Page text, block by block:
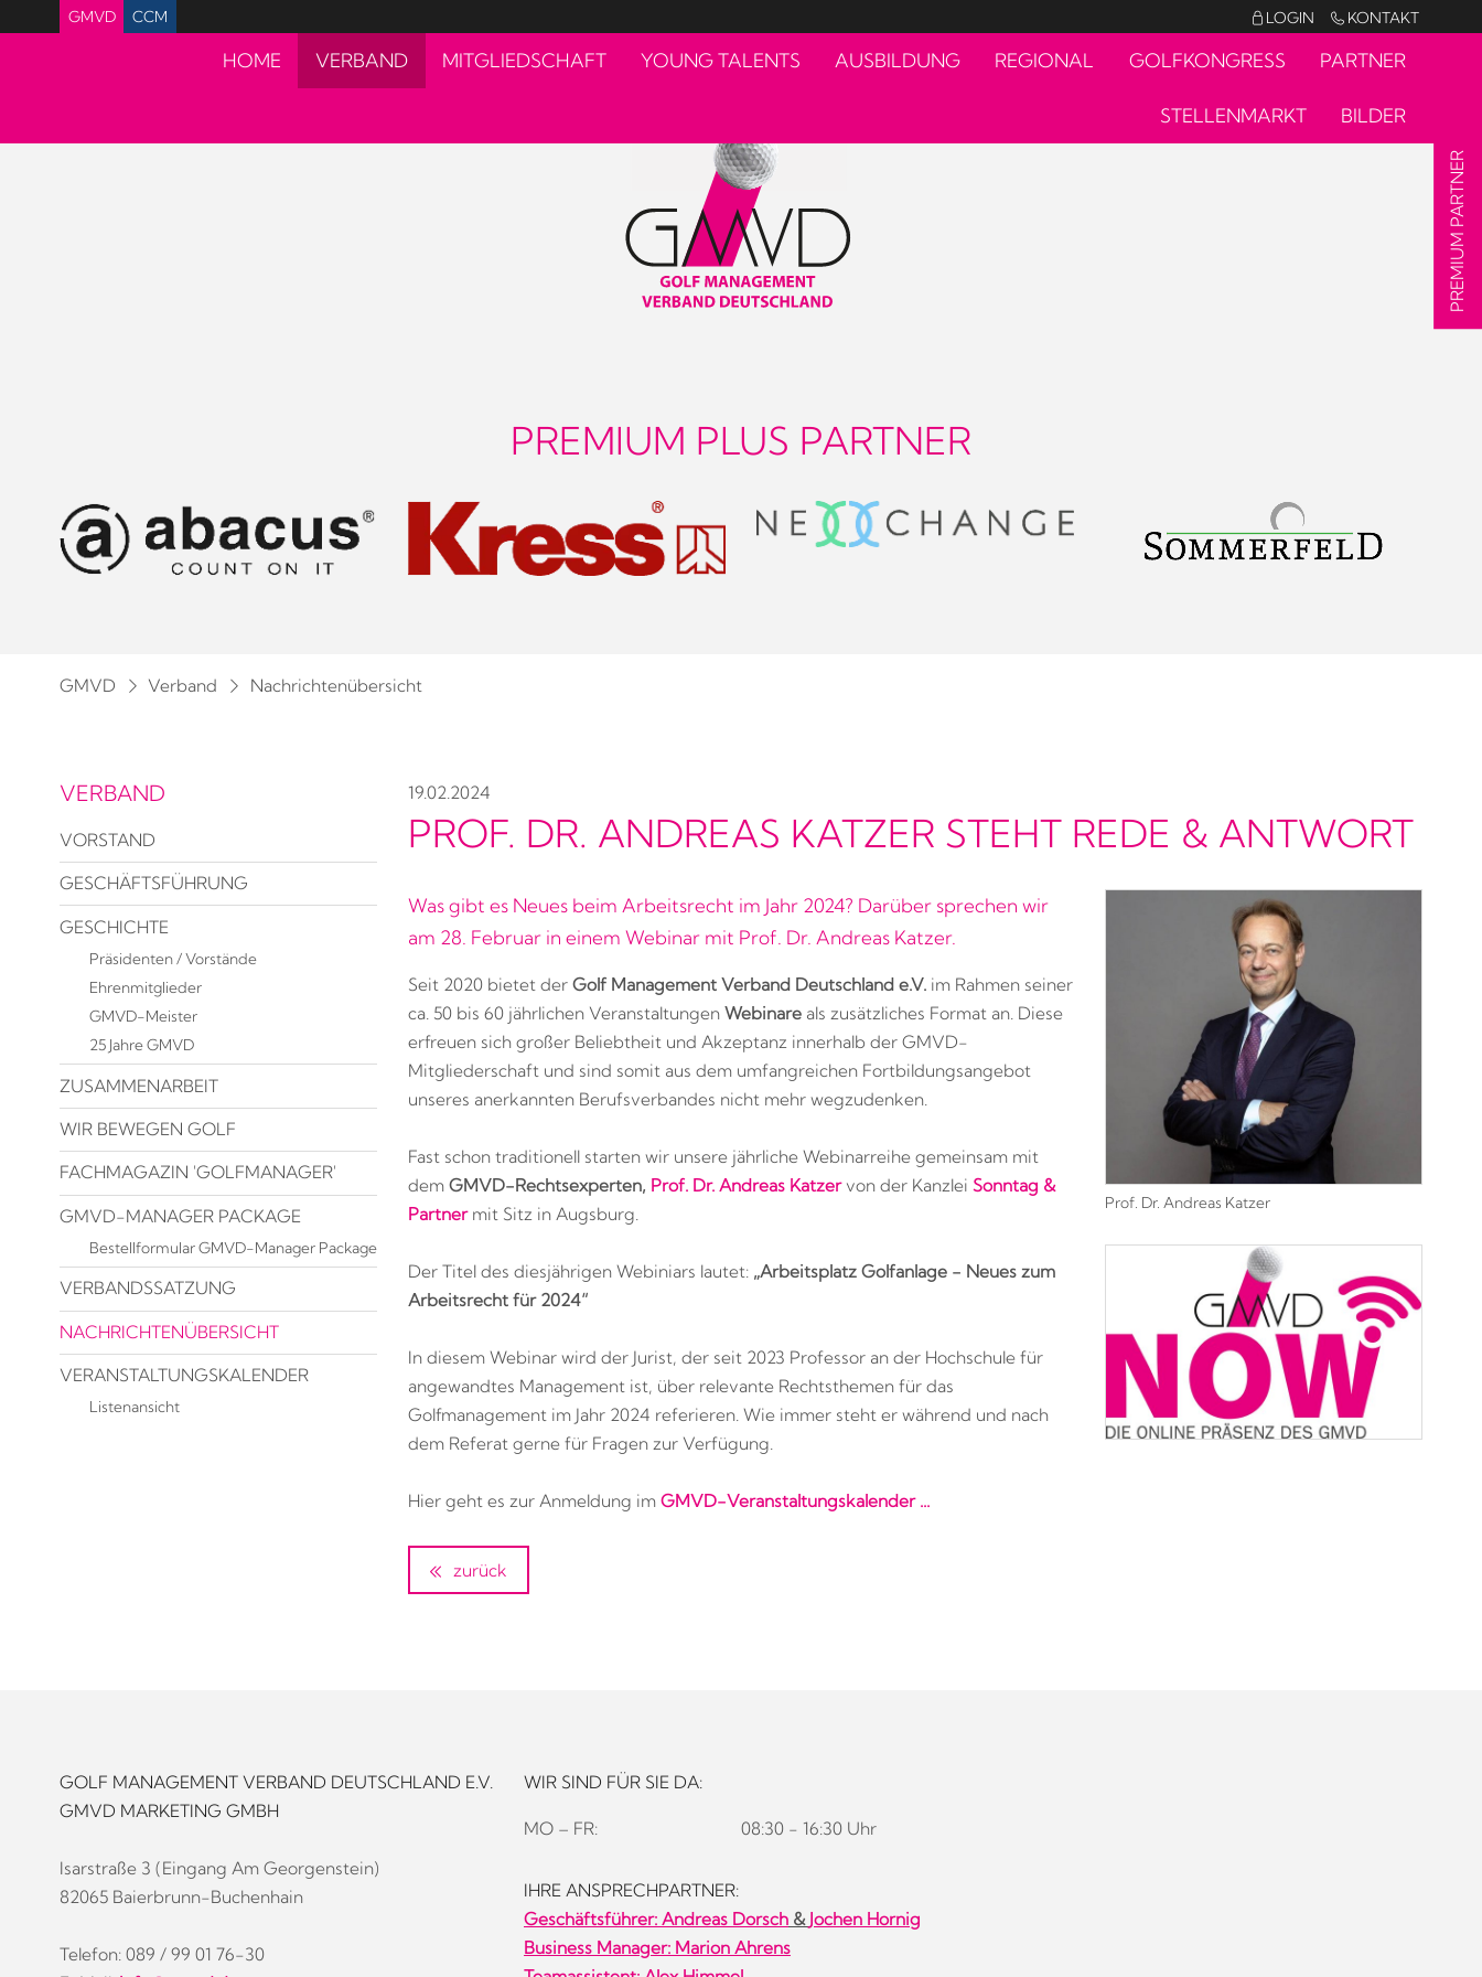
GMVD CCM  LOGIN  KONTAKT
HOME VERBAND MITGLIEDSCHAFT YOUNG TALENTS AUSBILDUNG REGIONAL GOLFKONGRESS PARTNER
STELLENMARKT BILDER
PREMIUM PLUS PARTNER
GMVD Verband Nachrichtenübersicht
19.02.2024
PROF. DR. ANDREAS KATZER STEHT REDE & ANTWORT
Was gibt es Neues beim Arbeitsrecht im Jahr 2024? Darüber sprechen wir
am 28. Februar in einem Webinar mit Prof. Dr. Andreas Katzer.
Seit 2020 bietet der Golf Management Verband Deutschland e.V. im Rahmen seiner
ca. 50 bis 60 jährlichen Veranstaltungen Webinare als zusätzliches Format an. Diese
erfreuen sich großer Beliebtheit und Akzeptanz innerhalb der GMVD-
Mitgliederschaft und sind somit aus dem umfangreichen Fortbildungsangebot
unseres anerkannten Berufsverbandes nicht mehr wegzudenken.
Fast schon traditionell starten wir unsere jährliche Webinarreihe gemeinsam mit
dem GMVD-Rechtsexperten, Prof. Dr. Andreas Katzervon der Kanzlei Sonntag &
Partnermit Sitz in Augsburg.
Der Titel des diesjährigen Webiniars lautet: „Arbeitsplatz Golfanlage - Neues zum
Arbeitsrecht für 2024“
In diesem Webinar wird der Jurist, der seit 2023 Professor an der Hochschule für
angewandtes Management ist, über relevante Rechtsthemen für das
Golfmanagement im Jahr 2024 referieren. Wie immer steht er während und nach
dem Referat gerne für Fragen zur Verfügung.
Hier geht es zur Anmeldung im GMVD-Veranstaltungskalender ...
Prof. Dr. Andreas Katzer
zurück
VERBAND
VORSTAND
GESCHÄFTSFÜHRUNG
GESCHICHTE
Präsidenten / Vorstände
Ehrenmitglieder
GMVD-Meister
25 Jahre GMVD
ZUSAMMENARBEIT
WIR BEWEGEN GOLF
FACHMAGAZIN 'GOLFMANAGER'
GMVD-MANAGER PACKAGE
Bestellformular GMVD-Manager Package
VERBANDSSATZUNG
NACHRICHTENÜBERSICHT
VERANSTALTUNGSKALENDER
Listenansicht
PREMIUM PARTNER
GOLF MANAGEMENT VERBAND DEUTSCHLAND E.V.
GMVD MARKETING GMBH
Isarstraße 3 (Eingang Am Georgenstein)
82065 Baierbrunn-Buchenhain
Telefon: 089 / 99 01 76-30
WIR SIND FÜR SIE DA:
MO – FR: 08:30 - 16:30 Uhr
IHRE ANSPRECHPARTNER:
Geschäftsführer: Andreas Dorsch & Jochen Hornig
Business Manager: Marion Ahrens